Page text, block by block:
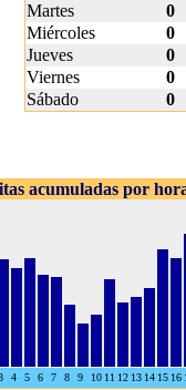
Martes
0
Miércoles
0
Jueves
0
Viernes
0
Sábado
0
acumuladas por
4 5 6 7 8 9 10 11 12 13 14 15 16